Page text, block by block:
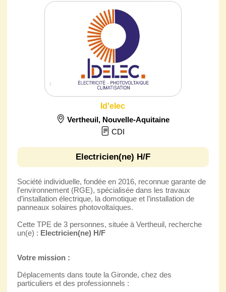
Id'elec
Vertheuil, Nouvelle-Aquitaine
CDI
Electricien(ne) H/F
Société individuelle, fondée en 2016, reconnue garante de
l'environnement (RGE), spécialisée dans les travaux
d’installation électrique, la domotique et l’installation de
panneaux solaires photovoltaïques.
Cette TPE de 3 personnes, située à Vertheuil, recherche
un(e) : Electricien(ne) H/F
Votre mission :
Déplacements dans toute la Gironde, chez des
particuliers et des professionnels :